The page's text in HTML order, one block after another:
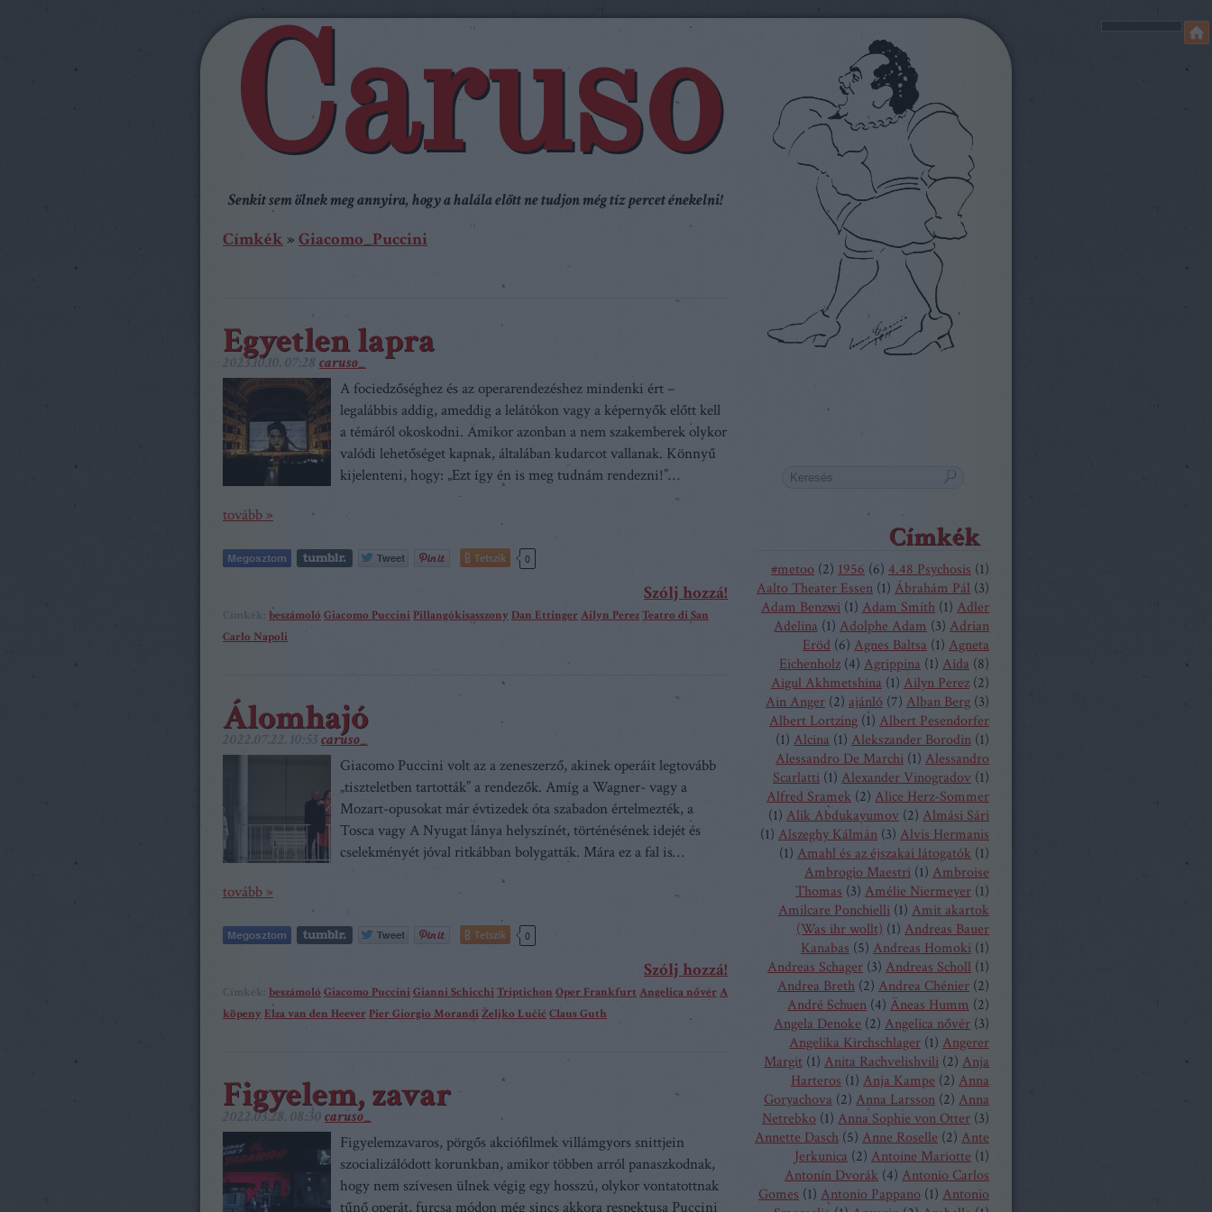
Caruso
Senkit sem ölnek meg annyira, hogy a halála előtt ne tudjon még tíz percet énekelni!
Címkék » Giacomo_Puccini
Egyetlen lapra
2023.10.10. 07:28 caruso_
A fociedzőséghez és az operarendezéshez mindenki ért –
legalábbis addig, ameddig a lelátókon vagy a képernyők előtt kell
a témáról okoskodni. Amikor azonban a nem szakemberek olykor
valódi lehetőséget kapnak, általában kudarcot vallanak. Könnyű
kijelenteni, hogy: „Ezt így én is meg tudnám rendezni!”…
tovább »
Tetszik 0
Szólj hozzá!
beszámoló Giacomo Puccini Pillangókisasszony Dan EttingerAilyn PerezTeatro di San
Carlo Napoli
Álomhajó
caruso_
Giacomo Puccini volt az a zeneszerző, akinek operáit legtovább
„tiszteletben tartották” a rendezők. Amíg a Wagner- vagy a
Mozart-opusokat már évtizedek óta szabadon értelmezték, a
Tosca vagy A Nyugat lánya helyszínét, történésének idejét és
cselekményét jóval ritkábban bolygatták. Mára ez a fal is…
tovább »
Tetszik 0
Szólj hozzá!
beszámoló Giacomo Puccini Gianni Schicchi Triptichon Oper Frankfurt Angelica nővérA
köpeny Elza van den Heever Pier Giorgio Morandi Željko Lučić Claus Guth
Figyelem, zavar
2022.03.28. 08:30 caruso_
Figyelemzavaros, pörgős akciófilmek villámgyors snittjein
szocializálódott korunkban, amikor többen arról panaszkodnak,
hogy nem szívesen ülnek végig egy hosszú, olykor vontatottnak
tűnő operát, furcsa módon még sincs akkora respektusa Puccini
Címkék
#metoo (2) 1956 (6) 4.48 Psychosis (1)
Aalto Theater Essen (1) Ábrahám Pál (3)
Adam Benzwi (1) Adam Smith (1) Adler
Adelina (1) Adolphe Adam (3) Adrian
Eröd (6) Agnes Baltsa (1) Agneta
Eichenholz (4) Agrippina (1) Aida (8)
Aigul Akhmetshina (1) Ailyn Perez (2)
Ain Anger (2) ajánló (7) Alban Berg (3)
Albert Lortzing (1) Albert Pesendorfer
(1) Alcina (1) Alekszander Borodin (1)
Alessandro De Marchi (1) Alessandro
Scarlatti (1) Alexander Vinogradov (1)
Alfred Sramek (2) Alice Herz-Sommer
(1) Alik Abdukayumov (2) Almási Sári
(1) Alszeghy Kálmán (3) Alvis Hermanis
(1) Amahl és az éjszakai látogatók (1)
Ambrogio Maestri (1) Ambroise
Thomas (3) Amélie Niermeyer (1)
Amilcare Ponchielli (1) Amit akartok
(Was ihr wollt) (1) Andreas Bauer
Kanabas (5) Andreas Homoki (1)
Andreas Schager (3) Andreas Scholl (1)
Andrea Breth (2) Andrea Chénier (2)
André Schuen (4) Äneas Humm (2)
Angela Denoke (2) Angelica nővér (3)
Angelika Kirchschlager (1) Angerer
Margit (1) Anita Rachvelishvili (2) Anja
Harteros (1) Anja Kampe (2) Anna
Goryachova (2) Anna Larsson (2) Anna
Netrebko (1) Anna Sophie von Otter (3)
Annette Dasch (5) Anne Roselle (2) Ante
Jerkunica (2) Antoine Mariotte (1)
Antonín Dvorák (4) Antonio Carlos
Gomes (1) Antonio Pappano (1) Antonio